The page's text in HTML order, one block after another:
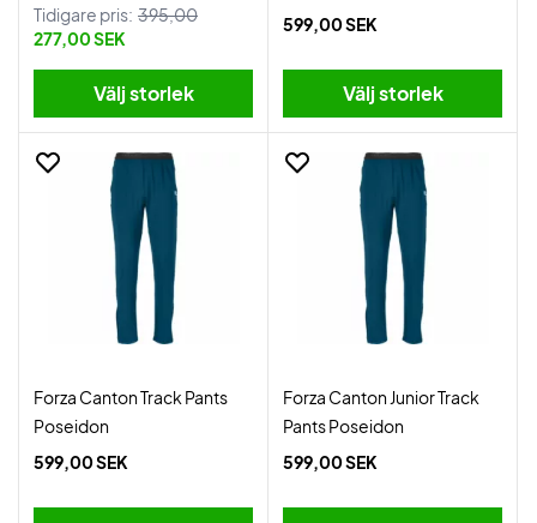
Tidigare pris: 395,00
277,00 SEK
Välj storlek
599,00 SEK
Välj storlek
Forza Canton Track Pants
Poseidon
599,00 SEK
Forza Canton Junior Track
Pants Poseidon
599,00 SEK